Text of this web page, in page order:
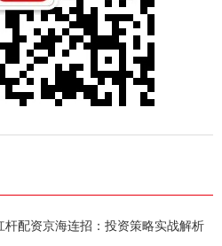
配资京海连招：投资策略实战解析